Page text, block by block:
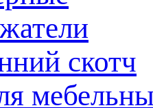
скотч